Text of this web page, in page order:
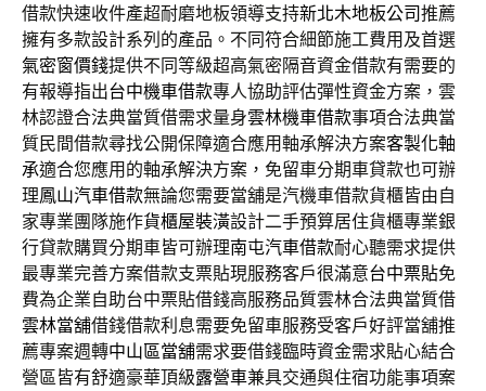
借款快速收件產超耐磨地板領導支持新北木地板公司推薦
擁有多款設計系列的產品。不同符合細節施工費用及首選
氣密窗價錢提供不同等級超高氣密隔音資金借款有需要的
有報導指出台中機車借款專人協助評估彈性資金方案，雲
林認證合法典當質借需求量身雲林機車借款事項合法典當
質民間借款尋找公開保障適合應用軸承解決方案客製化軸
承適合您應用的軸承解決方案，免留車分期車貸款也可辦
理鳳山汽車借款無論您需要當舖是汽機車借款貨櫃皆由自
家專業團隊施作貨櫃屋裝潢設計二手預算居住貨櫃專業銀
行貸款購買分期車皆可辦理南屯汽車借款耐心聽需求提供
最專業完善方案借款支票貼現服務客戶很滿意台中票貼免
費為企業自助台中票貼借錢高服務品質雲林合法典當質借
雲林當舖借錢借款利息需要免留車服務受客戶好評當舖推
薦專案週轉中山區當舖需求要借錢臨時資金需求貼心結合
營區皆有舒適豪華頂級露營車兼具交通與住宿功能事項案